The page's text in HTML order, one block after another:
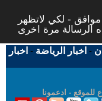
- لكي لاتظهر
- اخبار الرياضة - اخبار
للموقع - ادعمونا